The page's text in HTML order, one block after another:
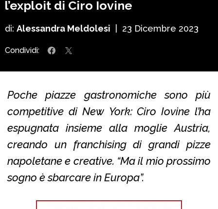
l’exploit di Ciro Iovine
di: Alessandra Meldolesi 23 Dicembre 2023
Condividi:
Poche piazze gastronomiche sono più
competitive di New York: Ciro Iovine l’ha
espugnata insieme alla moglie Austria,
creando un franchising di grandi pizze
napoletane e creative. “Ma il mio prossimo
sogno è sbarcare in Europa”.